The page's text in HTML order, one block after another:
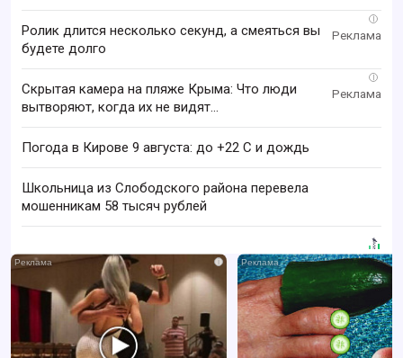
i
Ролик длится несколько секунд, а смеяться вы
будете долго
i
Скрытая камера на пляже Крыма: Что люди
вытворяют, когда их не видят...
Погода в Кирове 9 августа: до +22 C и дождь
Школьница из Слободского района перевела
мошенникам 58 тысяч рублей
i